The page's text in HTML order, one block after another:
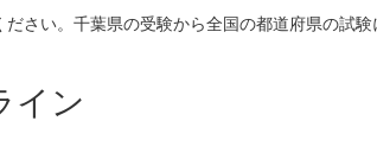
さい。千葉県の受験から全国の都道府県の試験
イン